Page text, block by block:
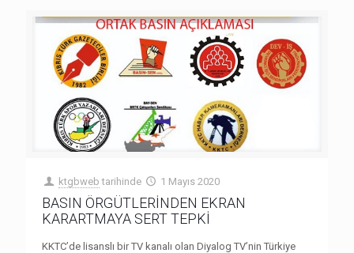
ktgbweb tarihinde 1 Mayıs 2020
BASIN ÖRGÜTLERİNDEN EKRAN
KARARTMAYA SERT TEPKİ
KKTC’de lisanslı bir TV kanalı olan Diyalog TV’nin Türkiye